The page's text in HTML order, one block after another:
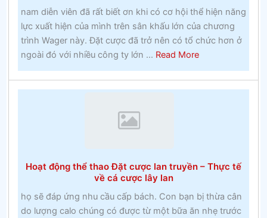
thoại
địa
phương
nam diễn viên đã rất biết ơn khi có cơ hội thể hiện năng
lực xuất hiện của mình trên sân khấu lớn của chương
trình Wager này. Đặt cược đã trở nên có tổ chức hơn ở
ngoài đó với nhiều công ty lớn ... Read Moreabout
Ghi
nhớ
tại
khoa
Công
Hoạt động thể thao Đặt cược lan truyền – Thực tế
về cá cược lây lan
họ sẽ đáp ứng nhu cầu cấp bách. Con bạn bị thừa cân
do lượng calo chúng có được từ một bữa ăn nhẹ trước